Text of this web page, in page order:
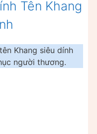
Tên Khang
Khang siêu dính
người thương.